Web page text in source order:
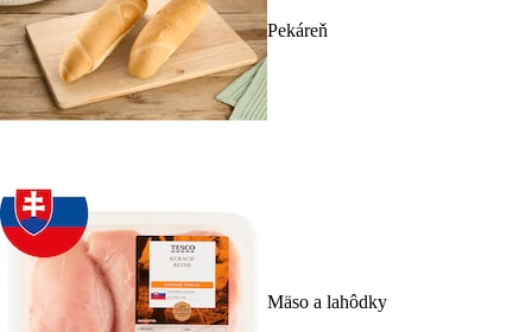
Pekáreň
Mäso a lahôdky